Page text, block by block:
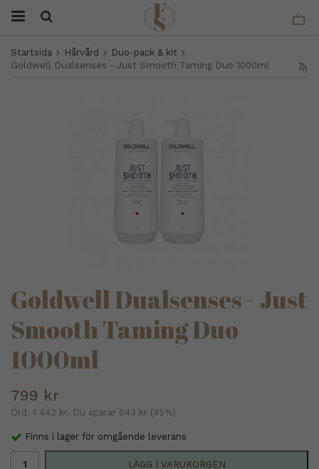
Startsida Hårvård
Duo-pack & kit
Goldwell Dualsenses - Just Smooth Taming Duo 1000ml
Goldwell Dualsenses - Just
Smooth Taming Duo
1000ml
799 kr
Ord. 1 442 kr. Du sparar 643 kr (45%)
Finns i lager för omgående leverans
LÄGG I VARUKORGEN